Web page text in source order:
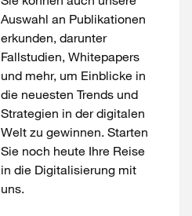
Auswahl an Publikationen
erkunden, darunter
Fallstudien, Whitepapers
und mehr, um Einblicke in
die neuesten Trends und
Strategien in der digitalen
Welt zu gewinnen. Starten
Sie noch heute Ihre Reise
in die Digitalisierung mit
uns.